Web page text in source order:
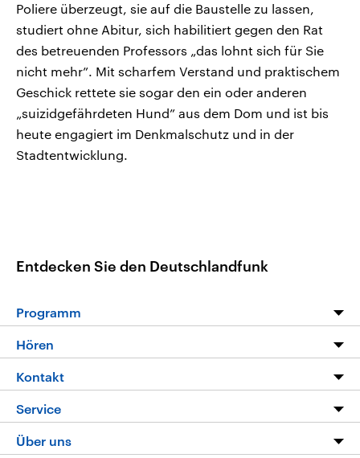
Poliere überzeugt, sie auf die Baustelle zu lassen,
studiert ohne Abitur, sich habilitiert gegen den Rat
des betreuenden Professors „das lohnt sich für Sie
nicht mehr”. Mit scharfem Verstand und praktischem
Geschick rettete sie sogar den ein oder anderen
„suizidgefährdeten Hund” aus dem Dom und ist bis
heute engagiert im Denkmalschutz und in der
Stadtentwicklung.
Entdecken Sie den Deutschlandfunk
Programm
Programm
Die Nachrichten
Nachrichtenleicht
Neue Beiträge auf dlf.de
Hören
Livestream
Podcasts
Deutschlandfunk App
Kontakt
Hörerservice
Service
FAQ
Über uns